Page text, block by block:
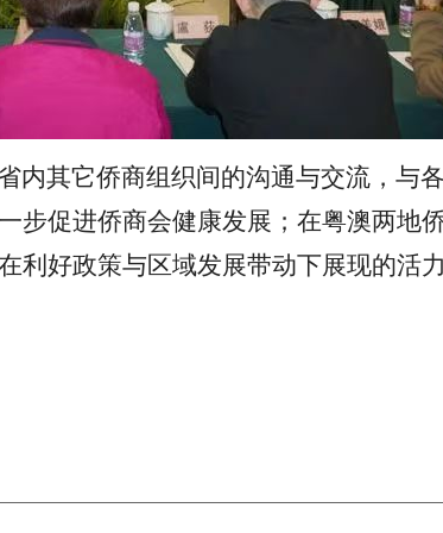
内其它侨商组织间的沟通与交流，与
步促进侨商会健康发展；在粤澳两地
利好政策与区域发展带动下展现的活